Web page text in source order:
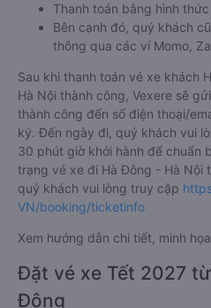
Thanh toán bằng hình
Bên cạnh đó, quý khách
thông qua các ví Momo,
Sau khi thanh toán vé xe khách
Hà Nội thành công, Vexere sẽ
thành công đến số điện thoại/
ký. Đến ngày đi, quý khách vui
30 phút giờ khởi hành để chuẩn
trạng vé xe đi Hà Đông - Hà Nội
quý khách vui lòng truy cập
VN/booking/ticketinfo
Xem hướng dẫn chi tiết, minh
Đặt vé xe Tết 2027
Đông